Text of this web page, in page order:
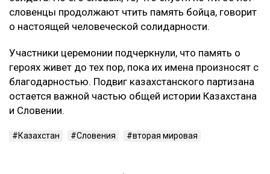
словенцы продолжают чтить память бойца, говорит
о настоящей человеческой солидарности.
Участники церемонии подчеркнули, что память о
героях живет до тех пор, пока их имена произносят с
благодарностью. Подвиг казахстанского партизана
остается важной частью общей истории Казахстана
и Словении.
Казахстан Словения вторая мировая